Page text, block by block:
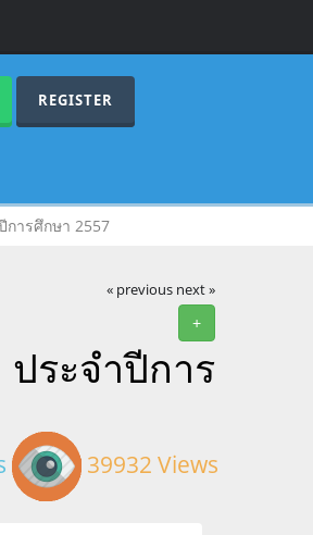
REGISTER
ารศึกษา 2557
« previous next »
+
ระจำปีการ
39932 Views